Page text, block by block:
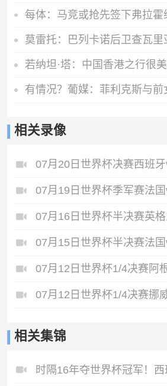
相关录像
07月20日世界杯决赛西班
07月19日世界杯季军赛法
07月15日世界杯半决赛法
相关集锦